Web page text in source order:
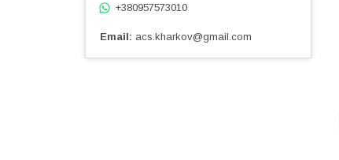
+380957573010
Email acs.kharkov@gmail.com